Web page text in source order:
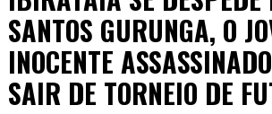
SANTOS GURUNGA, O
INOCENTE
SAIR DE TORNEIO DE